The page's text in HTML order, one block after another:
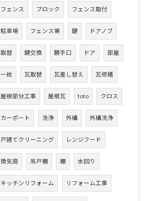
フェンス ブロック フェンス取付
駐車場 フェンス塀 鍵 ドアノブ
取替 鍵交換 勝手口 ドア 部屋
一枚 瓦取替 瓦差し替え 瓦修繕
屋根部分工事 屋根瓦 toto クロス
カーポート 洗浄 外構 外構洗浄
戸建てクリーニング レンジフード
換気扇 吊戸棚 棚 水回り
キッチンリフォーム リフォーム工事